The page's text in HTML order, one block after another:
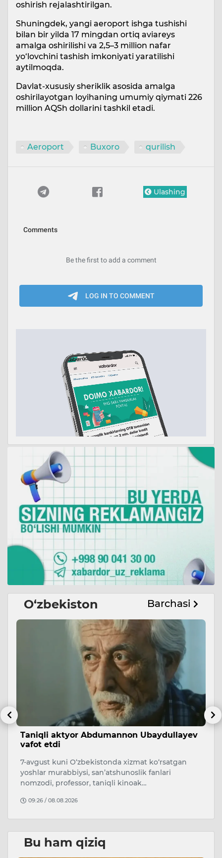
oshirish rejalashtirilgan.
Shuningdek, yangi aeroport ishga tushishi
bilan bir yilda 17 mingdan ortiq aviareys
amalga oshirilishi va 2,5–3 million nafar
yo‘lovchini tashish imkoniyati yaratilishi
aytilmoqda.
Davlat-xususiy sheriklik asosida amalga
oshirilayotgan loyihaning umumiy qiymati 226
million AQSh dollarini tashkil etadi.
Aeroport Buxoro qurilish
Ulashing
O‘zbekiston Barchasi
Taniqli aktyor Abdumannon Ubaydullayev
vafot etdi
7-avgust kuni O‘zbekistonda xizmat ko‘rsatgan
yoshlar murabbiysi, san’atshunoslik fanlari
nomzodi, professor, taniqli kinoak…
09:26 / 08.08.2026
Bu ham qiziq